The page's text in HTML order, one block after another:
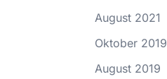
August 2021
Oktober 2019
August 2019